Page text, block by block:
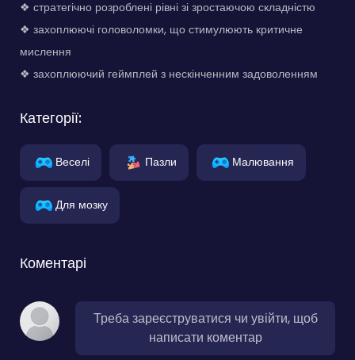
❖ стратегічно розроблені рівні зі зростаючою складністю
❖ захоплюючі головоломки, що стимулюють критичне
мислення
❖ захоплюючий геймплей з нескінченним задоволенням
Категорії:
Веселі Пазли Малювання
Для мозку
Коментарі
Треба зареєструватися чи увійти, щоб
написати коментар